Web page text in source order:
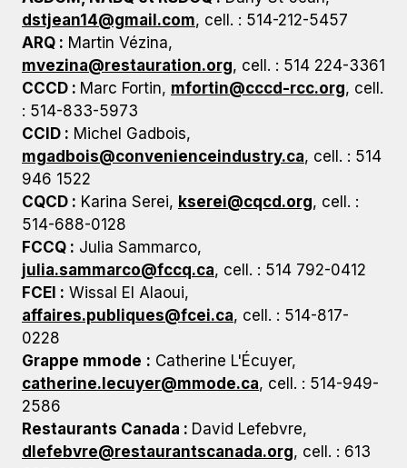
dstjean14@gmail.com, cell. : 514-212-5457
ARQ : Martin Vézina,
mvezina@restauration.org, cell. : 514 224-3361
CCCD : Marc Fortin, mfortin@cccd-rcc.org, cell.
: 514-833-5973
CCID : Michel Gadbois,
mgadbois@convenienceindustry.ca, cell. : 514
946 1522
CQCD : Karina Serei, kserei@cqcd.org, cell. :
514-688-0128
FCCQ : Julia Sammarco,
julia.sammarco@fccq.ca, cell. : 514 792-0412
FCEI : Wissal El Alaoui,
affaires.publiques@fcei.ca, cell. : 514-817-
0228
Grappe mmode : Catherine L'Écuyer,
catherine.lecuyer@mmode.ca, cell. : 514-949-
2586
Restaurants Canada : David Lefebvre,
dlefebvre@restaurantscanada.org, cell. : 613